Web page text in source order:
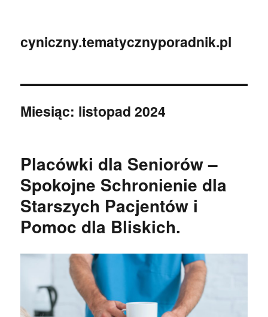
cyniczny.tematycznyporadnik.pl
Miesiąc: listopad 2024
Placówki dla Seniorów –
Spokojne Schronienie dla
Starszych Pacjentów i
Pomoc dla Bliskich.